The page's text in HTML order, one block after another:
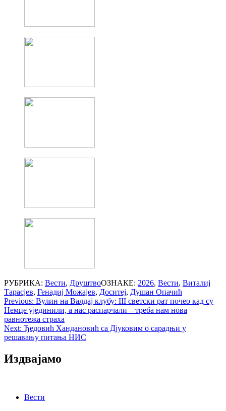
РУБРИКА: Вести, ДруштвоОЗНАКЕ: 2026, Вести, Виталиј
Тарасјев, Генадиј Можајев, Доситеј, Душан Опачић
Post
navigation
Previous: Вулин на Валдај клубу: III светски рат почео кад су
Немце ујединили, а нас распарчали – треба нам нова
равнотежа страха
Next: Ђедовић Хандановић са Дјуковим о сарадњи у
решавању питања НИС
Издвајамо
Вести